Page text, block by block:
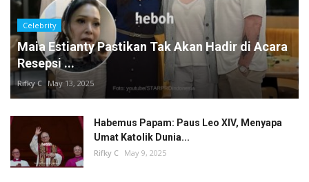
Celebrity
Maia Estianty Pastikan Tak Akan Hadir di Acara
Resepsi ...
Rifky C May 13, 2025
Habemus Papam: Paus Leo XIV, Menyapa
Umat Katolik Dunia...
Rifky C May 9, 2025